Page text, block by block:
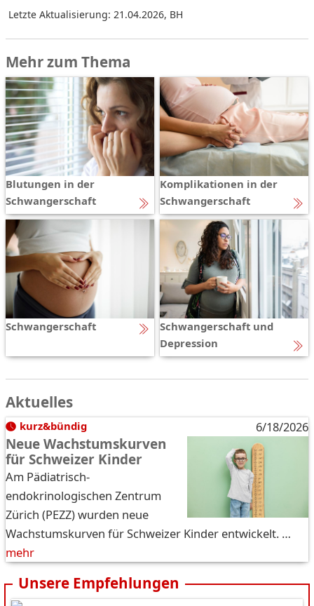
Letzte Aktualisierung: 21.04.2026, BH
Mehr zum Thema
Blutungen in der
Schwangerschaft
Komplikationen in der
Schwangerschaft
Schwangerschaft
Schwangerschaft und
Depression
Aktuelles
kurz&bündig 6/18/2026
Neue Wachstumskurven
für Schweizer Kinder
Am Pädiatrisch-
endokrinologischen Zentrum
Zürich (PEZZ) wurden neue
Wachstumskurven für Schweizer Kinder entwickelt. …
mehr
Unsere Empfehlungen